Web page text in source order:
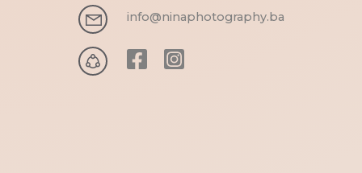
info@ninaphotography.ba